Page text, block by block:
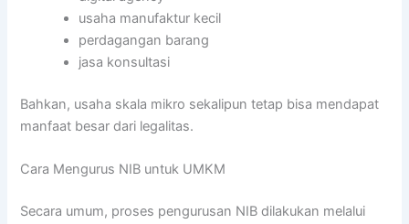
usaha manufaktur kecil
perdagangan barang
jasa konsultasi
Bahkan, usaha skala mikro sekalipun tetap bisa mendapat
manfaat besar dari legalitas.
Cara Mengurus NIB untuk UMKM
Secara umum, proses pengurusan NIB dilakukan melalui